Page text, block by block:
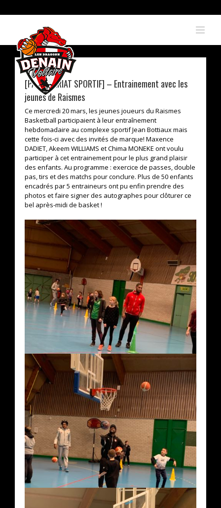
to
[PARTENARIAT SPORTIF] – Entrainement avec les
jeunes de Raismes
Ce mercredi 20 mars, les jeunes joueurs du Raismes
Basketball participaient à leur entraînement
hebdomadaire au complexe sportif Jean Bottiaux mais
cette fois-ci avec des invités de marque! Maxence
DADIET, Akeem WILLIAMS et Chima MONEKE ont voulu
participer à cet entrainement pour le plus grand plaisir
des enfants. Au programme : exercice de passes, double
pas, tirs et des matchs pour conclure. Plus de 50 enfants
encadrés par 5 entraineurs ont pu enfin prendre des
photos et faire signer des autographes pour clôturer ce
bel après-midi de basket !